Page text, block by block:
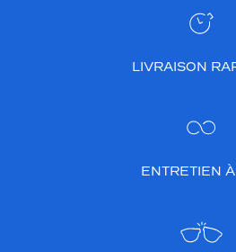
LIVRAISON
ENTRETIEN